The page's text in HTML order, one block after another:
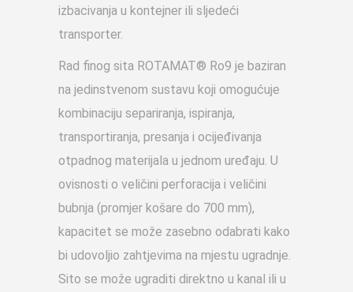
izbacivanja u kontejner ili sljedeći
transporter.
Rad finog sita ROTAMAT® Ro9 je baziran
na jedinstvenom sustavu koji omogućuje
kombinaciju separiranja, ispiranja,
transportiranja, presanja i ocijeđivanja
otpadnog materijala u jednom uređaju. U
ovisnosti o veličini perforacija i veličini
bubnja (promjer košare do 700 mm),
kapacitet se može zasebno odabrati kako
bi udovoljio zahtjevima na mjestu ugradnje.
Sito se može ugraditi direktno u kanal ili u